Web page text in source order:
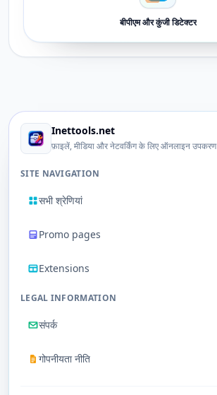
बीपीएम और कुंजी डिटेक्टर
Inettools.net
फ़ाइलें, मीडिया और नेटवर्किंग के लिए ऑनलाइन उपकरण
SITE NAVIGATION
सभी श्रेणियां
Promo pages
Extensions
LEGAL INFORMATION
संपर्क
गोपनीयता नीति